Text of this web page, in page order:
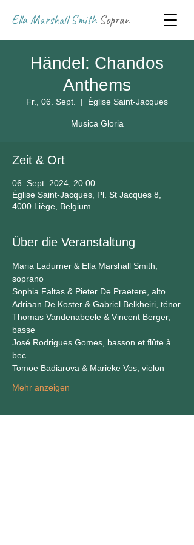
Ella Marshall Smith Sopran
Händel: Chandos
Anthems
Fr., 06. Sept.
  |
Église Saint-Jacques
Musica Gloria
Zeit & Ort
06. Sept. 2024, 20:00
Église Saint-Jacques, Pl. St Jacques 8,
4000 Liège, Belgium
Über die Veranstaltung
Maria Ladurner & Ella Marshall Smith,
soprano
Sophia Faltas & Pieter De Praetere, alto
Adriaan De Koster & Gabriel Belkheiri, ténor
Thomas Vandenabeele & Vincent Berger,
basse
José Rodrigues Gomes, basson et flûte à
bec
Tomoe Badiarova & Marieke Vos, violon
Mehr anzeigen